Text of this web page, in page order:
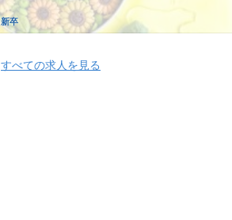
新卒
すべての求人を見る